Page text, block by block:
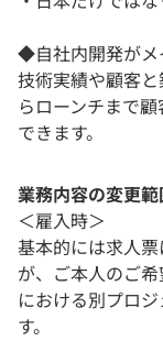
◆自社内開発がメ
技術実績や顧客
らローンチまで
できます。
業務内容の変更範
＜雇入時＞
基本的には求人
が、ご本人のご
における別プロ
す。